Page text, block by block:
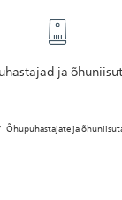
ja
Õhupuhastajate ja